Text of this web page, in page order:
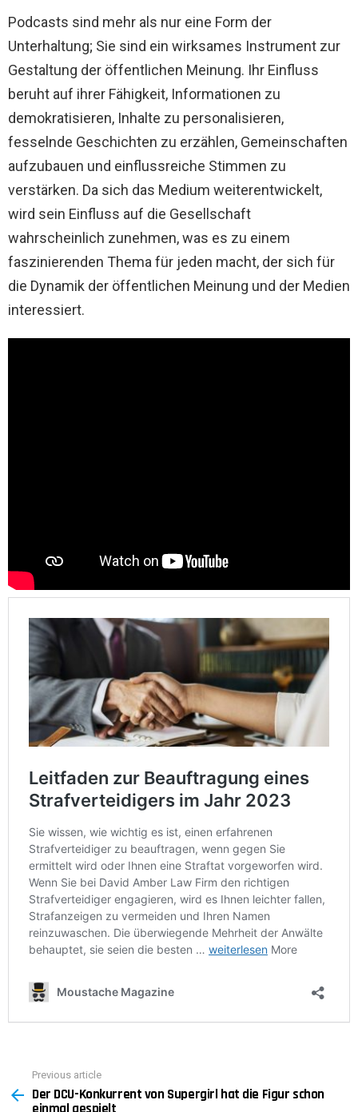
Podcasts sind mehr als nur eine Form der
Unterhaltung; Sie sind ein wirksames Instrument zur
Gestaltung der öffentlichen Meinung. Ihr Einfluss
beruht auf ihrer Fähigkeit, Informationen zu
demokratisieren, Inhalte zu personalisieren,
fesselnde Geschichten zu erzählen, Gemeinschaften
aufzubauen und einflussreiche Stimmen zu
verstärken. Da sich das Medium weiterentwickelt,
wird sein Einfluss auf die Gesellschaft
wahrscheinlich zunehmen, was es zu einem
faszinierenden Thema für jeden macht, der sich für
die Dynamik der öffentlichen Meinung und der Medien
interessiert.
more
Previous article
Der DCU-Konkurrent von Supergirl hat die Figur schon